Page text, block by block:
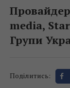
media,
Групи
Поділитись: